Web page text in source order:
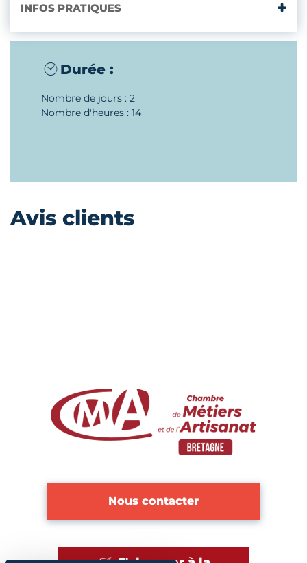
INFOS PRATIQUES
Durée :
Nombre de jours : 2
Nombre d'heures : 14
Avis clients
Nous contacter